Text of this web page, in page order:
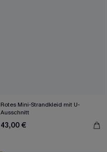
Rotes Mini-Strandkleid mit U-
Ausschnitt
43,00 €